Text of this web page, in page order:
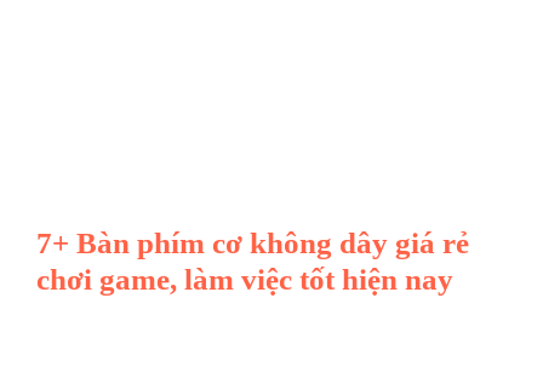
7+ Bàn phím cơ không dây giá rẻ
chơi game, làm việc tốt hiện nay